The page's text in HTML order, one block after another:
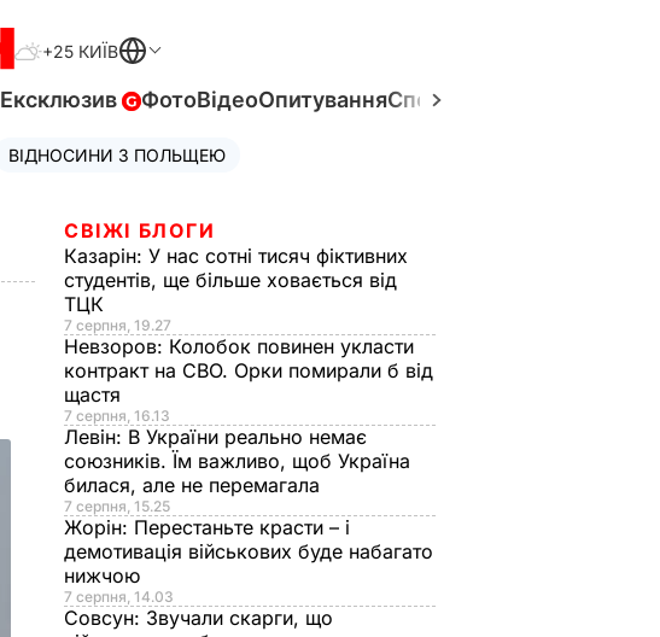
+25 КИЇВ
Ексклюзив ФотоВідеоОпитуванняСпецпроєкти
ВІДНОСИНИ З ПОЛЬЩЕЮ
СВІЖІ БЛОГИ
Казарін: У нас сотні тисяч фіктивних
студентів, ще більше ховається від
ТЦК
7 серпня, 19.27
Невзоров: Колобок повинен укласти
контракт на СВО. Орки помирали б від
щастя
7 серпня, 16.13
Левін: В України реально немає
союзників. Їм важливо, щоб Україна
билася, але не перемагала
7 серпня, 15.25
Жорін: Перестаньте красти – і
демотивація військових буде набагато
нижчою
7 серпня, 14.03
Совсун: Звучали скарги, що